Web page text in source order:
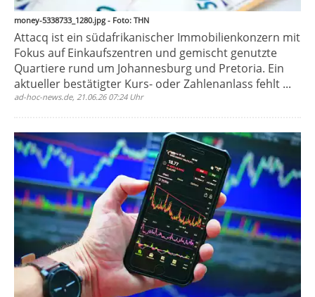
money-5338733_1280.jpg - Foto: THN
Attacq ist ein südafrikanischer Immobilienkonzern mit
Fokus auf Einkaufszentren und gemischt genutzte
Quartiere rund um Johannesburg und Pretoria. Ein
aktueller bestätigter Kurs- oder Zahlenanlass fehlt ...
ad-hoc-news.de, 21.06.26 07:24 Uhr